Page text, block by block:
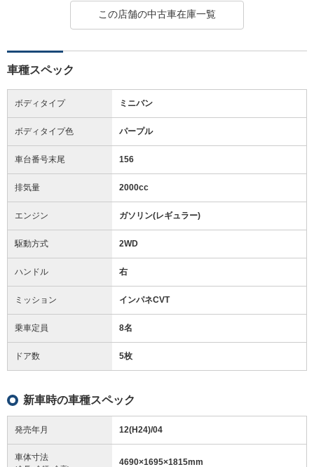
この店舗の中古車在庫一覧
車種スペック
ボディタイプ ミニバン
ボディタイプ色 パープル
車台番号末尾 156
排気量 2000cc
エンジン ガソリン(レギュラー)
駆動方式 2WD
ハンドル 右
ミッション インパネCVT
乗車定員 8名
ドア数 5枚
新車時の車種スペック
発売年月 12(H24)/04
車体寸法 4690×1695×1815mm